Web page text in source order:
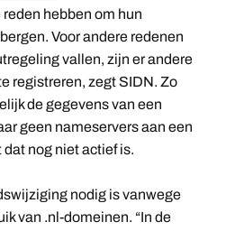
hebben om hun
Voor andere redenen
vallen, zijn er andere
registreren, zegt SIDN. Zo
de gegevens van een
geen nameservers aan een
nog niet actief is.
nodig is vanwege
van .nl-domeinen. “In de